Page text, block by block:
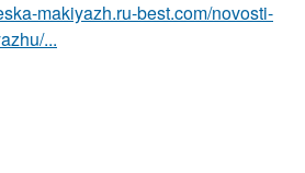
makiyazh.ru-best.com/novosti-
...